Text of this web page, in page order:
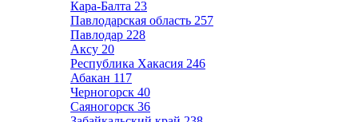
Кара-Балта 23
Павлодарская область 257
Павлодар 228
Аксу 20
Республика Хакасия 246
Абакан 117
Черногорск 40
Саяногорск 36